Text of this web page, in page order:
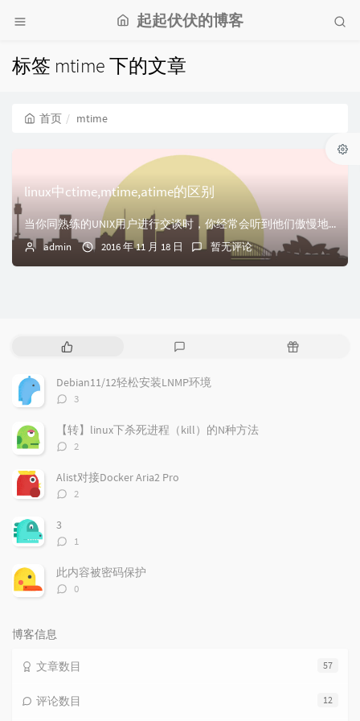
起起伏伏的博客
标签 mtime 下的文章
首页 mtime
linux中ctime,mtime,atime的区别
当你同熟练的UNIX用户进行交谈时，你经常会听到他们傲慢地讲出术语“改变时间(change time)”和“修改时间(modification time)...
admin 2016 年 11 月 18 日 暂无评论
热
文
章
评
论
随
Debian11/12轻松安装LNMP环境
评
数：
3
【转】linux下杀死进程（kill）的N种方法
评
数：
2
Alist对接Docker Aria2 Pro
评
2
3
评
数：
1
此内容被密码保护
评
0
博客信息
57
文章数目
12
评论数目